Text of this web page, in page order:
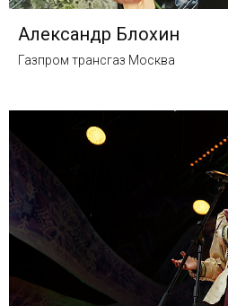
Александр Блохин
Газпром трансгаз Москва